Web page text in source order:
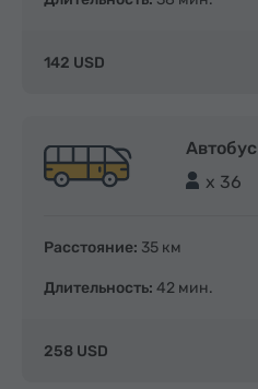
142 USD
Автобус
x 36
Расстояние: 35 км
Длительность: 42 мин.
258 USD